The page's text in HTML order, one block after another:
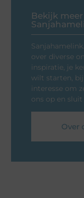
Bekijk
over diverse
inspiratie, je
wilt starten,
interesse om
ons op en
Over